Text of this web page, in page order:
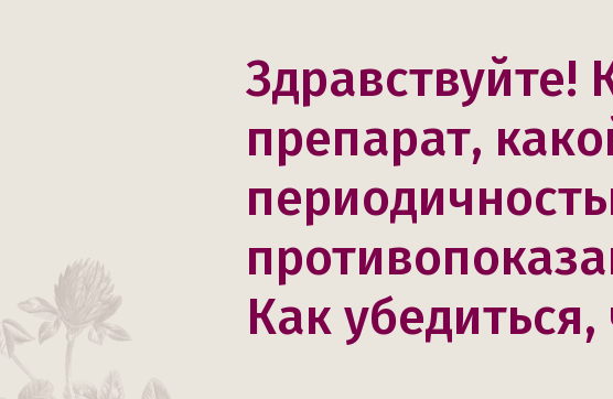
Здравствуйте!
препарат,
Как